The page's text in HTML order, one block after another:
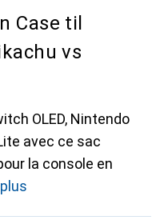
Case til
vs
OLED, Nintendo
avec ce sac
la console en
plus